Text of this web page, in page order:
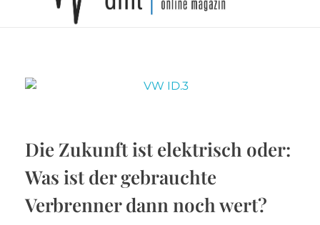
Puls Magazin
Zukunft der Mobilität
Die Zukunft ist elektrisch oder:
Was ist der gebrauchte
Verbrenner dann noch wert?